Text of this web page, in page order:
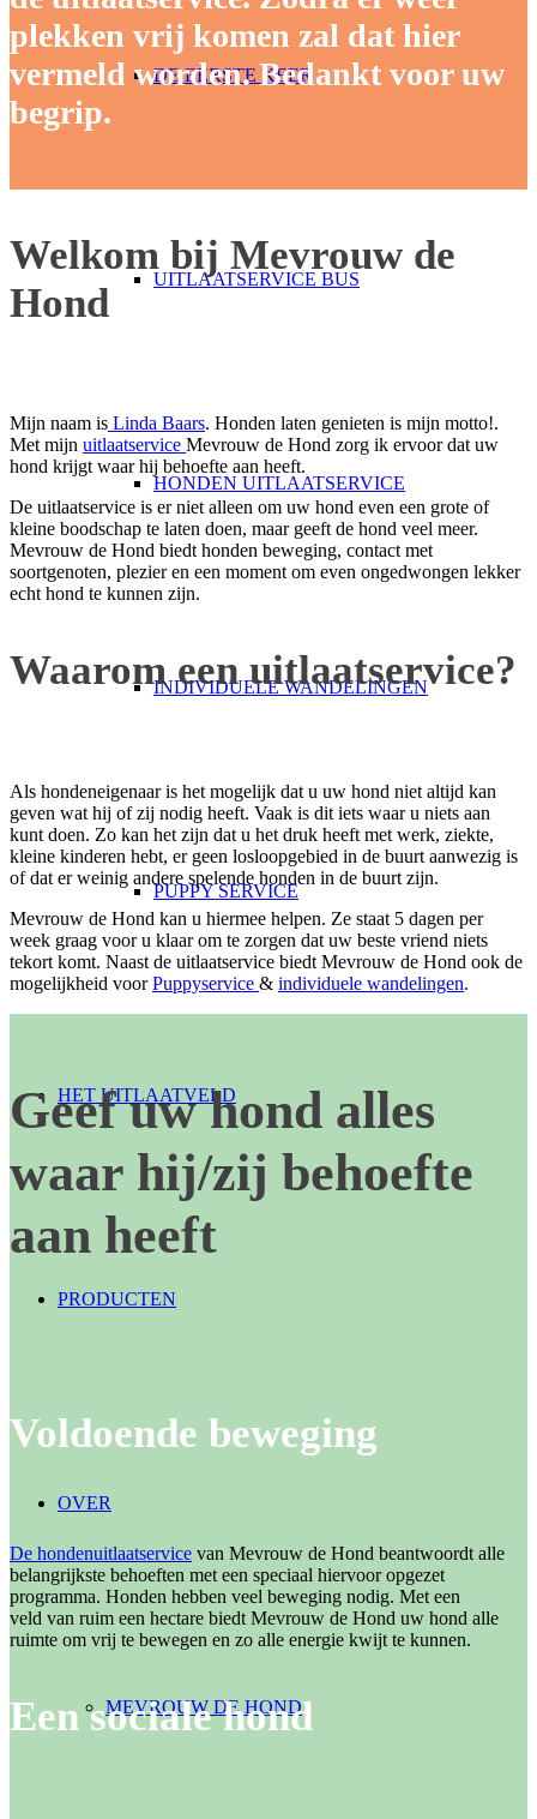
DE EERSTE KEER
UITLAATSERVICE BUS
HONDEN UITLAATSERVICE
INDIVIDUELE WANDELINGEN
PUPPY SERVICE
HET UITLAATVELD
PRODUCTEN
OVER
MEVROUW DE HOND
plekken vrij komen zal dat hier
vermeld worden. Bedankt voor uw
begrip.
Welkom bij Mevrouw de
Hond
Mijn naam is Linda Baars. Honden laten genieten is mijn motto!.
Met mijn uitlaatservice Mevrouw de Hond zorg ik ervoor dat uw
hond krijgt waar hij behoefte aan heeft.
De uitlaatservice is er niet alleen om uw hond even een grote of
kleine boodschap te laten doen, maar geeft de hond veel meer.
Mevrouw de Hond biedt honden beweging, contact met
soortgenoten, plezier en een moment om even ongedwongen lekker
echt hond te kunnen zijn.
Waarom een uitlaatservice?
Als hondeneigenaar is het mogelijk dat u uw hond niet altijd kan
geven wat hij of zij nodig heeft. Vaak is dit iets waar u niets aan
kunt doen. Zo kan het zijn dat u het druk heeft met werk, ziekte,
kleine kinderen hebt, er geen losloopgebied in de buurt aanwezig is
of dat er weinig andere spelende honden in de buurt zijn.
Mevrouw de Hond kan u hiermee helpen. Ze staat 5 dagen per
week graag voor u klaar om te zorgen dat uw beste vriend niets
tekort komt. Naast de uitlaatservice biedt Mevrouw de Hond ook de
mogelijkheid voorPuppyservice & individuele wandelingen.
Geef uw hond alles
waar hij/zij behoefte
aan heeft
Voldoende beweging
De hondenuitlaatservice van Mevrouw de Hond beantwoordt alle
belangrijkste behoeften met een speciaal hiervoor opgezet
programma. Honden hebben veel beweging nodig. Met een
veld van ruim een hectare biedt Mevrouw de Hond uw hond alle
ruimte om vrij te bewegen en zo alle energie kwijt te kunnen.
Een sociale hond